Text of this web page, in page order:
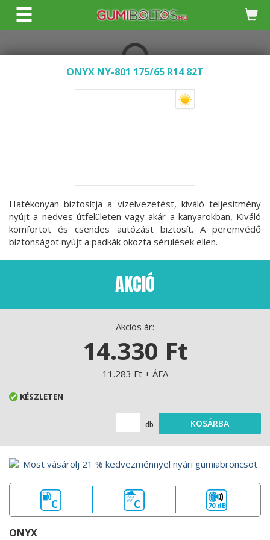
KERESÉS
ONYX NY-801 175/65 R14 82T
Hatékonyan biztosítja a vízelvezetést, kiváló teljesítmény
nyújt a nedves útfelületen vagy akár a kanyarokban, Kiváló
komfortot és csendes autózást biztosít. A peremvédő
biztonságot nyújt a padkák okozta sérülések ellen.
AKCIÓ
Akciós ár:
14.330 Ft
11.283 Ft + ÁFA
KÉSZLETEN
db KOSÁRBA
C C 70 dB
ONYX